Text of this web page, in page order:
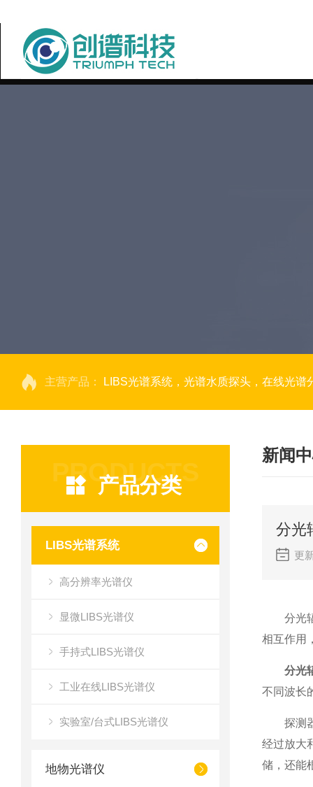
主营产品： LIBS光谱系统，光谱水质探头，在线光谱分析，高光谱相机，量子效
PRODUCTS
产品分类
LIBS光谱系统
高分辨率光谱仪
显微LIBS光谱仪
手持式LIBS光谱仪
工业在线LIBS光谱仪
实验室/台式LIBS光谱仪
地物光谱仪
新闻
分光
更
分光辐
相互作用
分光
不同波长
探测器
经过放大
储，还能